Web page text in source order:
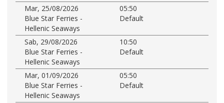
Mar, 25/08/2026
05:50
Blue Star Ferries -
Hellenic Seaways
Default
Sab, 29/08/2026
10:50
Blue Star Ferries -
Hellenic Seaways
Default
Mar, 01/09/2026
05:50
Blue Star Ferries -
Hellenic Seaways
Default